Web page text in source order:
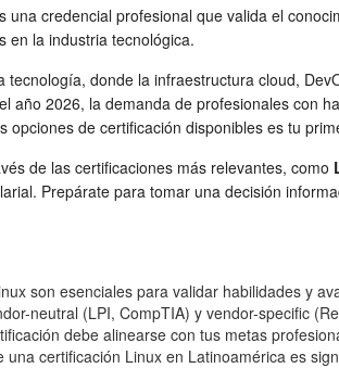
una credencial profesional que valida el
en la industria tecnológica.
tecnología, donde la infraestructura cloud,
año 2026, la demanda de profesionales con
opciones de certificación disponibles es tu
de las certificaciones más relevantes, como
Prepárate para tomar una decisión
son esenciales para validar habilidades y
neutral (LPI, CompTIA) y vendor-specific
debe alinearse con tus metas
una certificación Linux en Latinoamérica es